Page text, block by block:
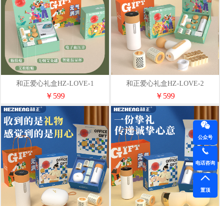
和正爱心礼盒HZ-LOVE-1
￥599
和正爱心礼盒HZ-LOVE-2
￥599
公众号
电话咨询
置顶